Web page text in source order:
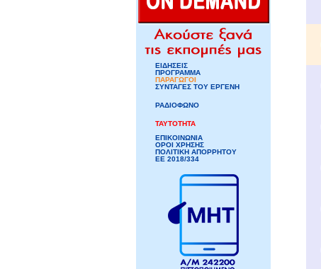
ΕΙΔΗΣΕΙΣ
ΠΡΟΓΡΑΜΜΑ
ΠΑΡΑΓΩΓΟΙ
ΣΥΝΤΑΓΕΣ ΤΟΥ ΕΡΓΕΝΗ
ΡΑΔΙΟΦΩΝΟ
ΤΑΥΤΟΤΗΤΑ
ΕΠΙΚΟΙΝΩΝΙΑ
ΟΡΟΙ ΧΡΗΣΗΣ
ΠΟΛΙΤΙΚΗ ΑΠΟΡΡΗΤΟΥ
ΕΕ 2018/334